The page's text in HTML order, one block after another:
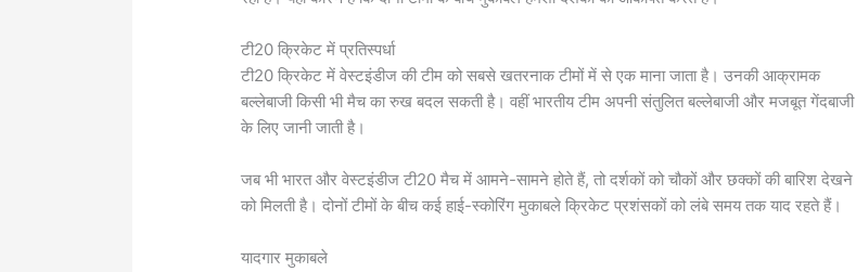
टी20 क्रिकेट में प्रतिस्पर्धा
टी20 क्रिकेट में वेस्टइंडीज की टीम को सबसे खतरनाक टीमों में से एक माना जाता है। उनकी आक्रामक
बल्लेबाजी किसी भी मैच का रुख बदल सकती है। वहीं भारतीय टीम अपनी संतुलित बल्लेबाजी और मजबूत गेंदबाजी
के लिए जानी जाती है।
जब भी भारत और वेस्टइंडीज टी20 मैच में आमने-सामने होते हैं, तो दर्शकों को चौकों और छक्कों की बारिश देखने
को मिलती है। दोनों टीमों के बीच कई हाई-स्कोरिंग मुकाबले क्रिकेट प्रशंसकों को लंबे समय तक याद रहते हैं।
यादगार मुकाबले